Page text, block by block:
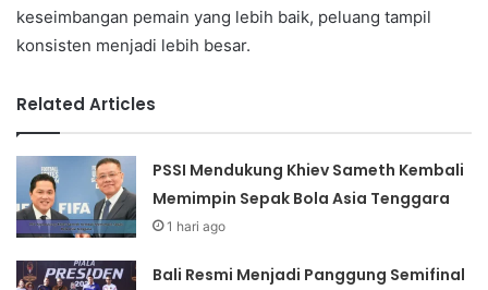
keseimbangan pemain yang lebih baik, peluang tampil
konsisten menjadi lebih besar.
Related Articles
PSSI Mendukung Khiev Sameth Kembali
Memimpin Sepak Bola Asia Tenggara
1 hari ago
Bali Resmi Menjadi Panggung Semifinal